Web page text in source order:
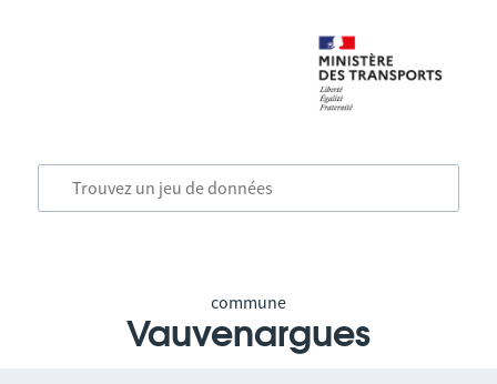
commune
Vauvenargues